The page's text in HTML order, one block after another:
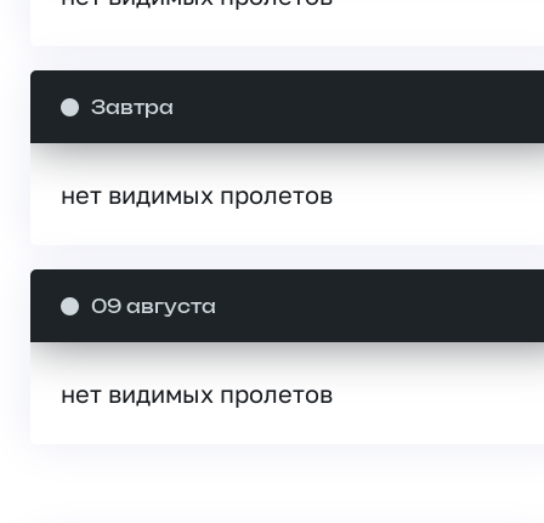
Завтра
нет видимых пролетов
09 августа
нет видимых пролетов